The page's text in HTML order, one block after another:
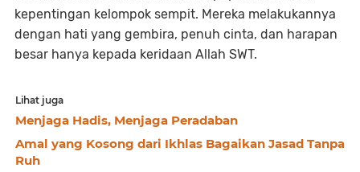
kepentingan kelompok sempit. Mereka melakukannya
dengan hati yang gembira, penuh cinta, dan harapan
besar hanya kepada keridaan Allah SWT.
Lihat juga
Menjaga Hadis, Menjaga Peradaban
Amal yang Kosong dari Ikhlas Bagaikan Jasad Tanpa
Ruh